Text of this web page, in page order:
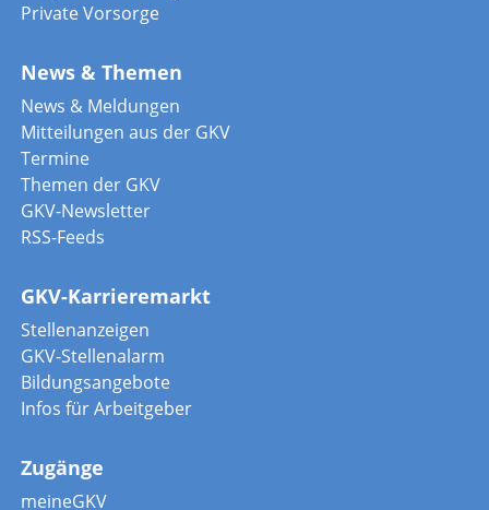
Private Vorsorge
News & Themen
News & Meldungen
Mitteilungen aus der GKV
Termine
Themen der GKV
GKV-Newsletter
RSS-Feeds
GKV-Karrieremarkt
Stellenanzeigen
GKV-Stellenalarm
Bildungsangebote
Infos für Arbeitgeber
Zugänge
meineGKV